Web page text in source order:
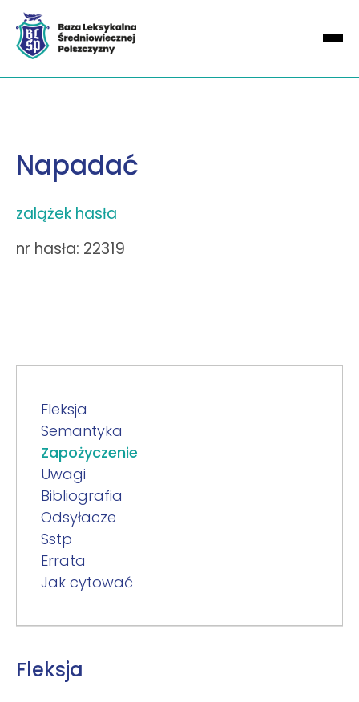
Napadać
zalążek hasła
nr hasła: 22319
Fleksja
Semantyka
Zapożyczenie
Uwagi
Bibliografia
Odsyłacze
Sstp
Errata
Jak cytować
Fleksja